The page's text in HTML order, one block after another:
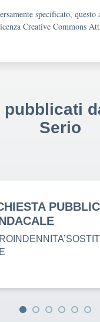
specificato, questo
Creative Commons
Serio